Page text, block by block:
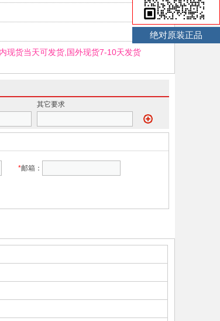
现货当天可发货,国外现货7-10天发货
其它要求
*邮箱：
绝对原装正品